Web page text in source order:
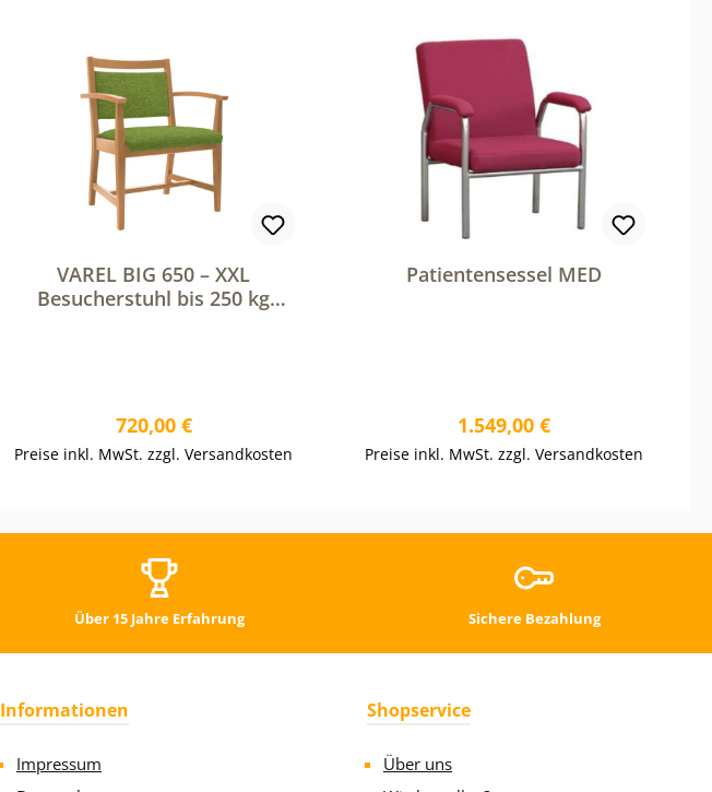
VAREL BIG 650 – XXL
Besucherstuhl bis 250 kg
Regulärer Preis:
720,00 €
Preise inkl. MwSt. zzgl. Versandkosten
Patientensessel MED
Regulärer Preis:
1.549,00 €
Preise inkl. MwSt. zzgl. Versandkosten
Über 15 Jahre Erfahrung Sichere Bezahlung
Informationen
Impressum
Shopservice
Über uns